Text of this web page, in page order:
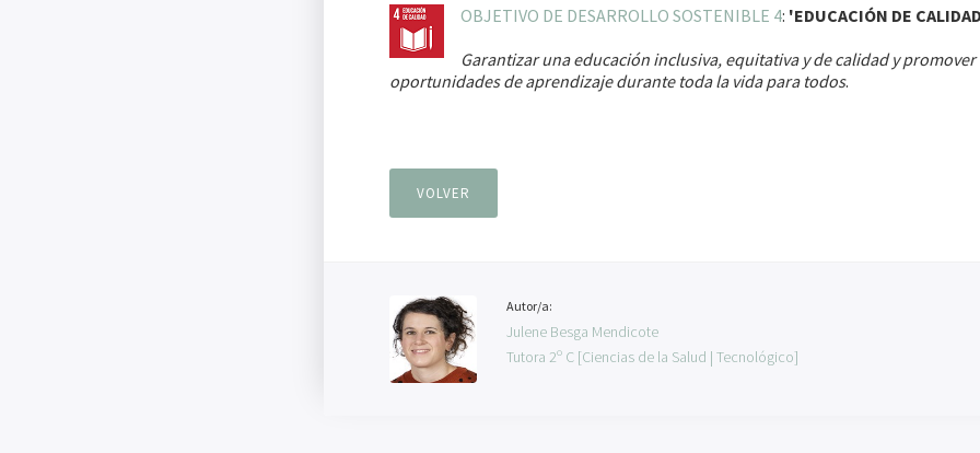
OBJETIVO DE DESARROLLO SOSTENIBLE 4: 'EDUCACIÓN DE
Garantizar una educación inclusiva, equitativa y de calidad y promover
oportunidades de aprendizaje durante toda la vida para todos.
VOLVER
Autor/a:
Julene Besga Mendicote
Tutora 2º C [Ciencias de la Salud | Tecnológico]